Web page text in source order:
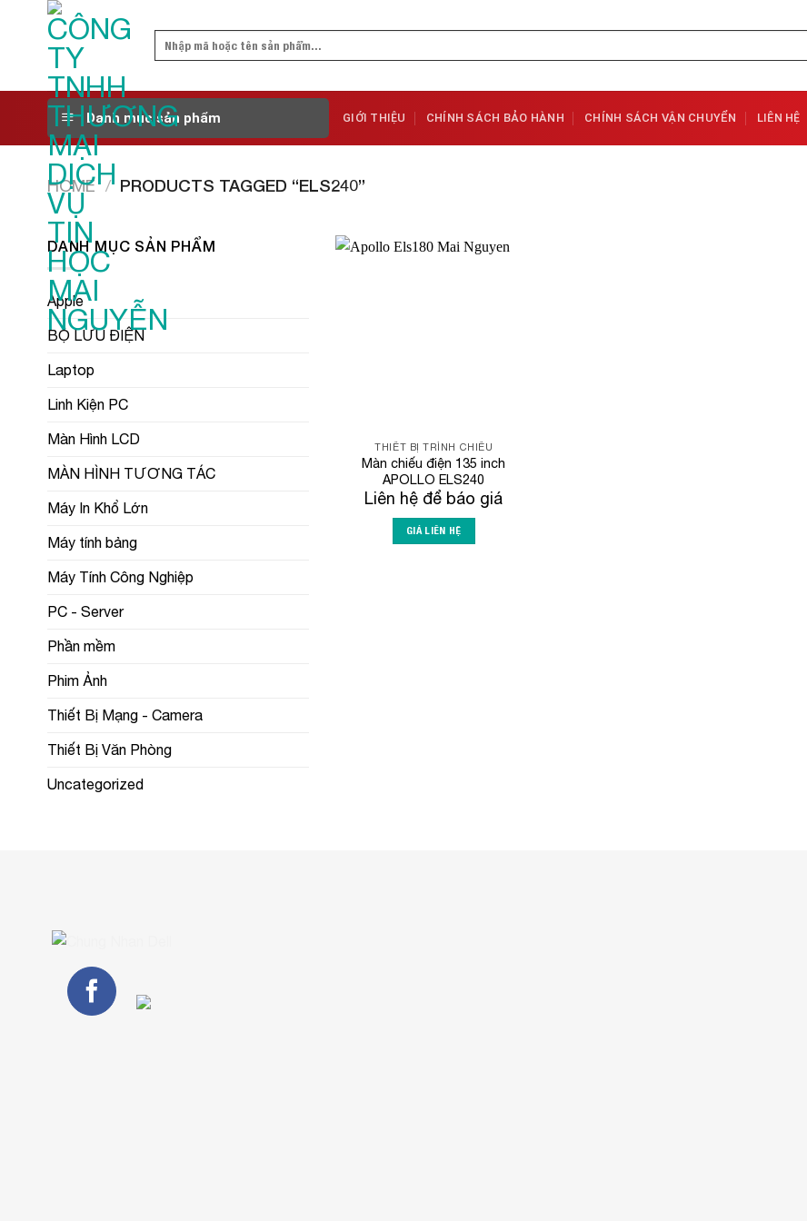
content
Search
Danh mục sản phẩm GIỚI THIỆU CHÍNH SÁCH BẢO HÀNH CHÍNH SÁCH VẬN CHUYỂN LIÊN HỆ
HOME / PRODUCTS TAGGED “ELS240”
DANH MỤC SẢN PHẨM
Apple
BỘ LƯU ĐIỆN
Laptop
Linh Kiện PC
Màn Hình LCD
MÀN HÌNH TƯƠNG TÁC
Máy In Khổ Lớn
Máy tính bảng
Máy Tính Công Nghiệp
PC - Server
Phần mềm
Phim Ảnh
Thiết Bị Mạng - Camera
Thiết Bị Văn Phòng
Uncategorized
THIẾT BỊ TRÌNH CHIẾU
Màn chiếu điện 135 inch
APOLLO ELS240
Liên hệ để báo giá
GIÁ LIÊN HỆ